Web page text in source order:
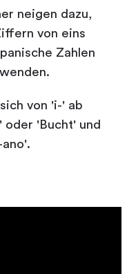
neigen dazu,
von eins
Zahlen
von 'i-' ab
'Bucht' und